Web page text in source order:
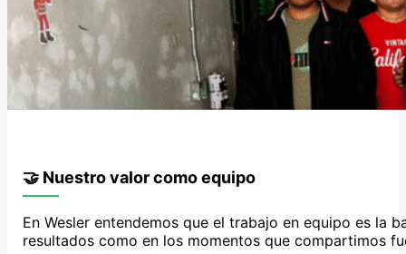
🤝 Nuestro valor como equipo
En Wesler entendemos que el trabajo en equipo es la
resultados como en los momentos que compartimos